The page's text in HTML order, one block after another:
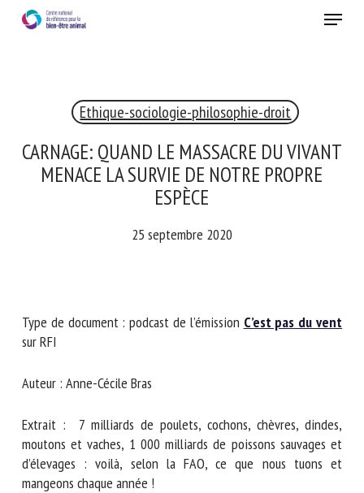
Menu
Ethique-sociologie-philosophie-droit
CARNAGE: QUAND LE MASSACRE DU
VIVANT MENACE LA SURVIE DE NOTRE
PROPRE ESPÈCE
25 septembre 2020
Type de document : podcast de l’émissionC’est pas du
ventsur RFI
Auteur : Anne-Cécile Bras
Extrait : 7 milliards de poulets, cochons, chèvres, dindes,
moutons et vaches, 1 000 milliards de poissons sauvages et
d’élevages : voilà, selon la FAO, ce que nous tuons et
mangeons chaque année !
RECEVEZ CHAQUE MOIS GRATUITEMENT
ANIMAL
notre newsletter :
Prénom *